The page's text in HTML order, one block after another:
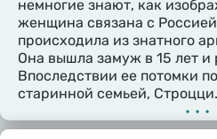
немногие знают, как
женщина связана с
происходила из знатного
Она вышла замуж в 15 лет
Впоследствии ее потомки
старинной семьей, Строцци.
•••